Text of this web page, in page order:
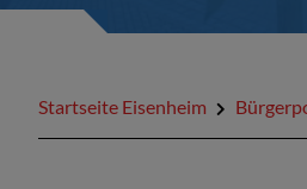
Startseite Eisenheim